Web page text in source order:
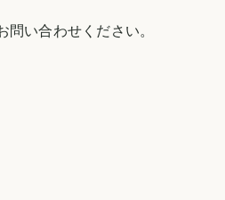
い合わせください。